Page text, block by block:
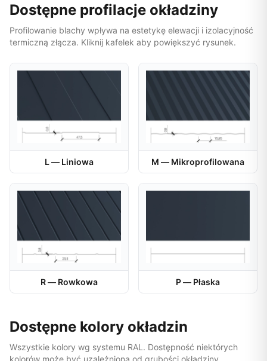
Dostępne profilacje okładziny
Profilowanie blachy wpływa na estetykę elewacji i izolacyjność
termiczną złącza. Kliknij kafelek aby powiększyć rysunek.
L — Liniowa M — Mikroprofilowana
R — Rowkowa P — Płaska
Dostępne kolory okładzin
Wszystkie kolory wg systemu RAL. Dostępność niektórych
kolorów może być uzależniona od grubości okładziny.